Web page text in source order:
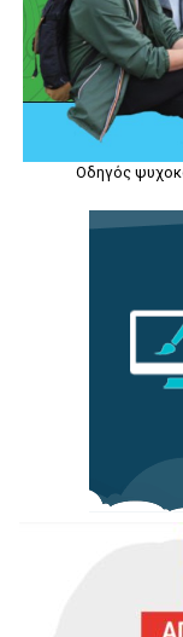
Οδηγός